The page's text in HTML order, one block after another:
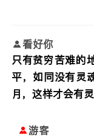
看好你
只有贫穷苦难的
平，如同没有灵
月，这样才会有
游客